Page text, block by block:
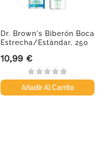
Dr. Brown's Biberón Boca
Estrecha/Estándar, 250
Precio
10,99 €
Añadir Al Carrito